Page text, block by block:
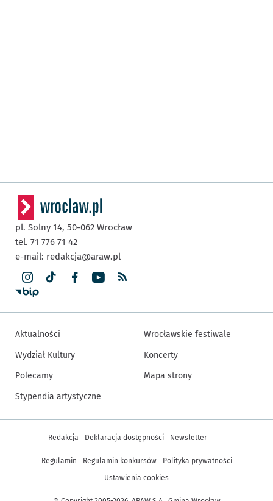
pl. Solny 14, 50-062 Wrocław
tel. 71 776 71 42
e-mail: redakcja@araw.pl
Aktualności
Wydział Kultury
Polecamy
Stypendia artystyczne
Wrocławskie festiwale
Koncerty
Mapa strony
Inne informacje
Redakcja Deklaracja dostępności Newsletter
Regulamin Regulamin konkursów
Polityka prywatności
Ustawienia cookies